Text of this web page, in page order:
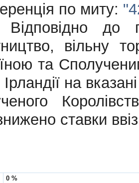
по миту:
до
вільну
та
Ірландії на
ставки
0 %